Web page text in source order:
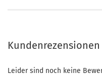
Kundenrezensionen
Leider sind noch keine